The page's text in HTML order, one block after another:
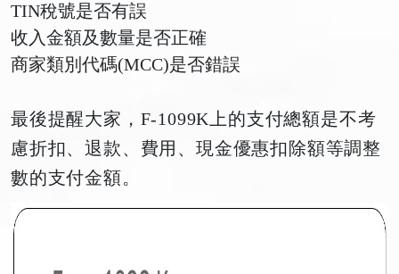
TIN稅號是否有誤
收入金額及數量是否正確
商家類別代碼(MCC)是否錯誤
最後提醒大家，F-1099K上的支付總額是不考
慮折扣、退款、費用、現金優惠扣除額等調整
數的支付金額。